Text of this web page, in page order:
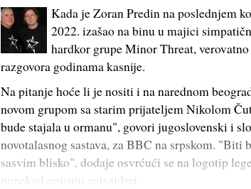
Kada je Zoran Predin na poslednjem
2022. izašao na binu u majici
hardkor grupe Minor Threat,
razgovora godinama kasnije.
Na pitanje hoće li je nositi i na narednom
novom grupom sa starim prijateljem Nikolom
bude stajala u ormanu", govori jugoslovenski i
novotalasnog sastava, za BBC na srpskom. "Biti
sasvim blisko", dodaje osvrćući se na logotip
ponekad opisuju autsajderi.